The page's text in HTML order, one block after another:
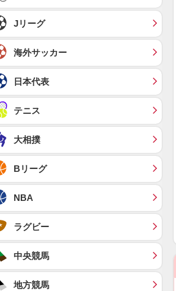
Jリーグ
海外サッカー
日本代表
テニス
大相撲
Bリーグ
NBA
ラグビー
中央競馬
地方競馬